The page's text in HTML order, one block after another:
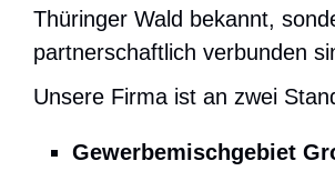
Thüringer Wald bekannt,
partnerschaftlich verbunden
Unsere Firma ist an zwei
Gewerbemischgebiet